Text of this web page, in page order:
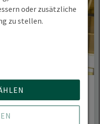
Sc.)
oder zusätzliche
zu stellen.